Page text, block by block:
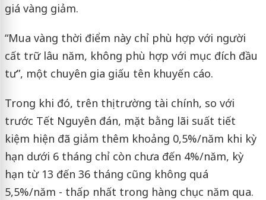
giá vàng giảm.
“Mua vàng thời điểm này chỉ phù hợp với người
cất trữ lâu năm, không phù hợp với mục đích đầu
tư”, một chuyên gia giấu tên khuyến cáo.
Trong khi đó, trên thị trường tài chính, so với
trước Tết Nguyên đán, mặt bằng lãi suất tiết
kiệm hiện đã giảm thêm khoảng 0,5%/năm khi kỳ
hạn dưới 6 tháng chỉ còn chưa đến 4%/năm, kỳ
hạn từ 13 đến 36 tháng cũng không quá
5,5%/năm - thấp nhất trong hàng chục năm qua.